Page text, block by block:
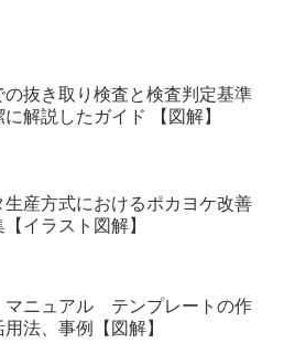
の抜き取り検査と検査判定基準
に解説したガイド 【図解】
生産方式におけるポカヨケ改善
イラスト図解】
ニュアル テンプレートの作
用法、事例【図解】